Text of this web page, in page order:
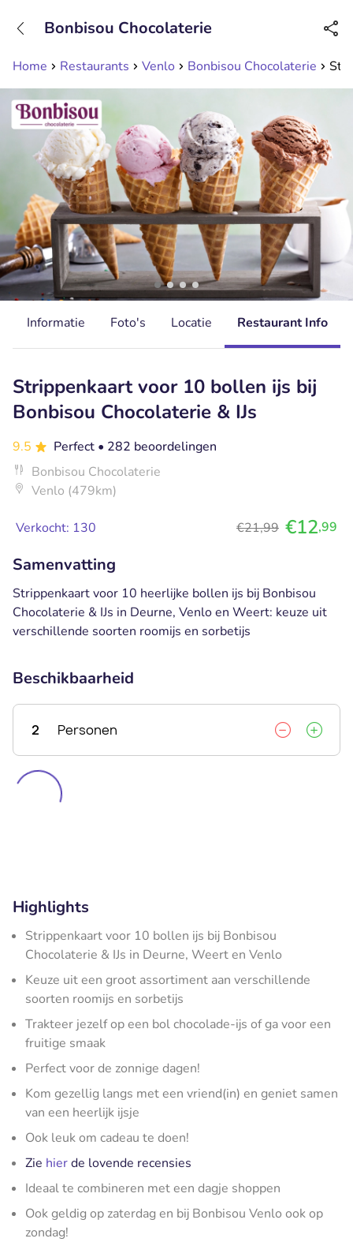
Bereikbaar tot 23:00 uur
Home Restaurants Venlo Bonbisou Chocolaterie
Bonbisou Chocolaterie
Informatie Foto's Locatie Restaurant Info
Strippenkaart voor 10 bollen ijs bij
Bonbisou Chocolaterie & IJs
9.5 Perfect • 282 beoordelingen
Bonbisou Chocolaterie
Venlo (479km)
Verkocht: 130 €21,99 €12,99
Samenvatting
Strippenkaart voor 10 heerlijke bollen ijs bij Bonbisou
Chocolaterie & IJs in Deurne, Venlo en Weert: keuze uit
verschillende soorten roomijs en sorbetijs
Beschikbaarheid
2 Personen
Highlights
Strippenkaart voor 10 bollen ijs bij Bonbisou
Chocolaterie & IJs in Deurne, Weert en Venlo
Keuze uit een groot assortiment aan verschillende
soorten roomijs en sorbetijs
Trakteer jezelf op een bol chocolade-ijs of ga voor een
fruitige smaak
Perfect voor de zonnige dagen!
Kom gezellig langs met een vriend(in) en geniet samen
van een heerlijk ijsje
Ook leuk om cadeau te doen!
Zie hierde lovende recensies
Ideaal te combineren met een dagje shoppen
Ook geldig op zaterdag en bij Bonbisou Venlo ook op
zondag!